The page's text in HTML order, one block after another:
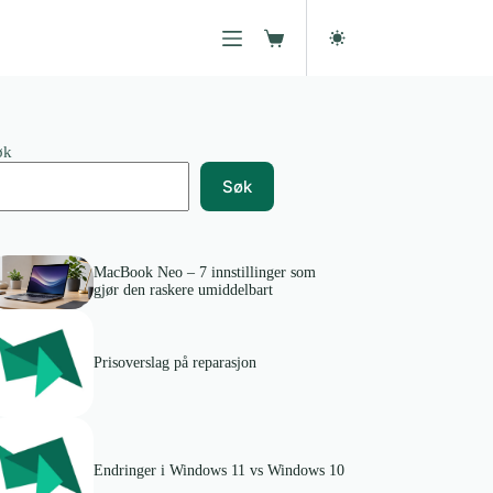
Handlekurv
Søk
MacBook Neo – 7 innstillinger som
gjør den raskere umiddelbart
Prisoverslag på reparasjon
Endringer i Windows 11 vs Windows 10